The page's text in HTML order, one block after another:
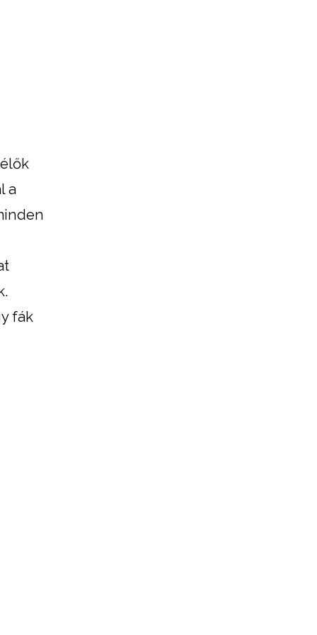
a
fák